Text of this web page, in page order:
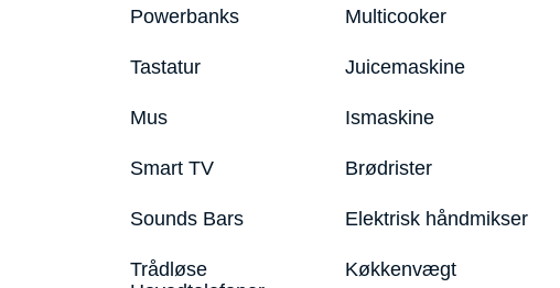
Powerbanks
Tastatur
Mus
Smart TV
Sounds Bars
Trådløse
Multicooker
Juicemaskine
Ismaskine
Brødrister
Elektrisk håndmikser
Køkkenvægt